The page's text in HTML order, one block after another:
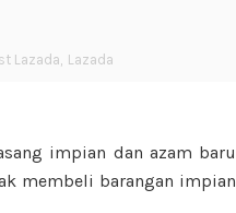
Lazada, Lazada
impian dan azam baru
membeli barangan impian